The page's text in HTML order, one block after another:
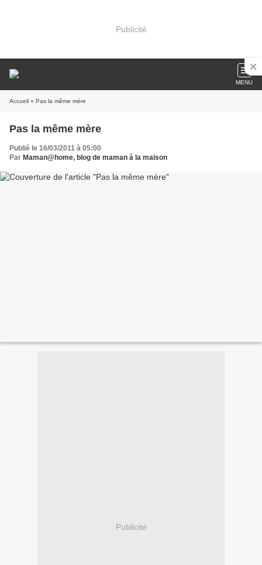
Publicité
MENU
Accueil » Pas la même mère
Pas la même mère
Publié le 16/03/2011 à 05:00
Par Maman@home, blog de maman à la maison
Publicité